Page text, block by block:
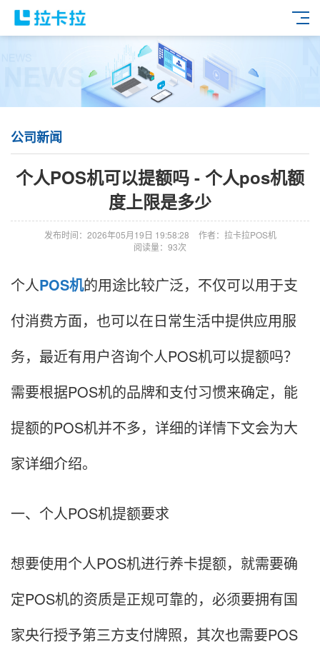
公司新闻
个人POS机可以提额吗 - 个人pos机额
度上限是多少
发布时间：2026年05月19日 19:58:28
作者：拉卡拉POS机
阅读量：93次
个人POS机的用途比较广泛，不仅可以用于支
付消费方面，也可以在日常生活中提供应用服
务，最近有用户咨询个人POS机可以提额吗？
需要根据POS机的品牌和支付习惯来确定，能
提额的POS机并不多，详细的详情下文会为大
家详细介绍。
一、个人POS机提额要求
想要使用个人POS机进行养卡提额，就需要确
定POS机的资质是正规可靠的，必须要拥有国
家央行授予第三方支付牌照，其次也需要POS